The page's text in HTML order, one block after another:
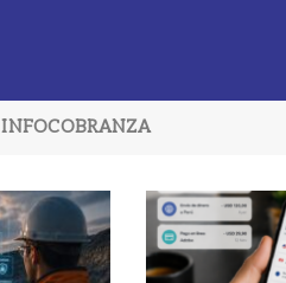
INFOCOBRANZA